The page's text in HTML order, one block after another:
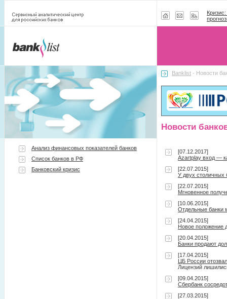
Анализ финансовых показателей банков
Список банков в РФ
Банковский кризис
Banklist - Новости
Новости
[07.12.2017]
Azartplay вход —
[22.07.2015]
У двух столичных
[22.07.2015]
Мгновенное
[10.06.2015]
Отдельные банки
[24.04.2015]
Новое положение
[20.04.2015]
Банки продают
[17.04.2015]
ЦБ России
Лицензий
[09.04.2015]
Сбербанк
[27.03.2015]